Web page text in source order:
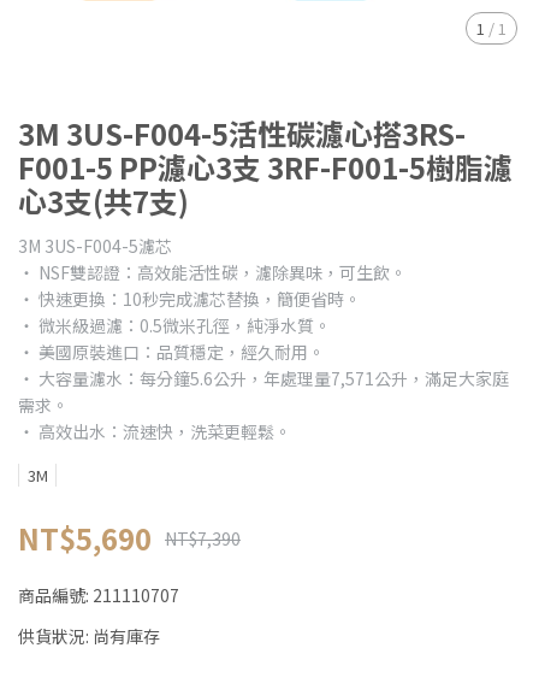
1 / 1
3M 3US-F004-5活性碳濾心搭3RS-
F001-5 PP濾心3支 3RF-F001-5樹脂濾
心3支(共7支)
3M 3US-F004-5濾芯
‧ NSF雙認證：高效能活性碳，濾除異味，可生飲。
‧ 快速更換：10秒完成濾芯替換，簡便省時。
‧ 微米級過濾：0.5微米孔徑，純淨水質。
‧ 美國原裝進口：品質穩定，經久耐用。
‧ 大容量濾水：每分鐘5.6公升，年處理量7,571公升，滿足大家庭
需求。
‧ 高效出水：流速快，洗菜更輕鬆。
3M
NT$5,690 NT$7,390
商品編號: 211110707
供貨狀況: 尚有庫存